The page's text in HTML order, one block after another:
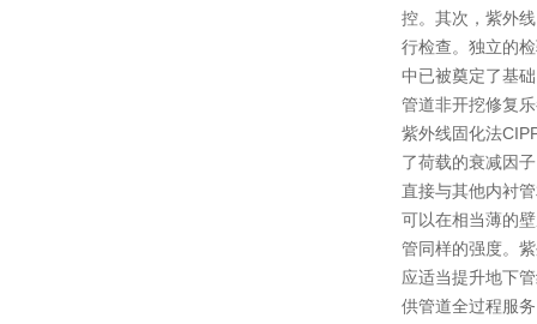
控。其次，紫外
行检查。独立的
中已被奠定了基
管道非开挖修复
紫外线固化法
了荷载的衰减因
直接与其他内衬
可以在相当薄的
管同样的强度。
应适当提升地下
供管道全过程服